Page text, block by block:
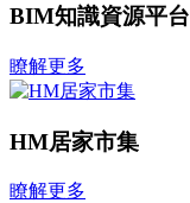
BIM知識資源平台
瞭解更多
HM居家市集
瞭解更多